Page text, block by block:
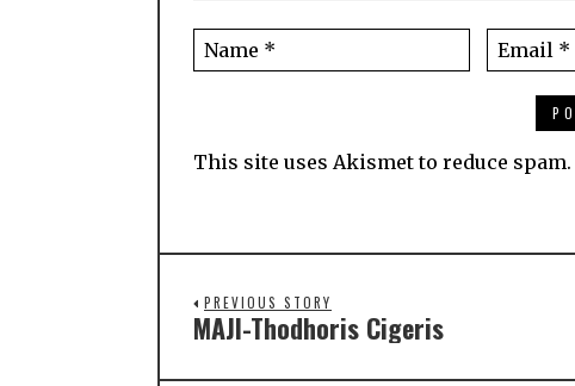
This site uses Akismet to reduce spam.
PREVIOUS STORY
MAJI-Thodhoris Cigeris